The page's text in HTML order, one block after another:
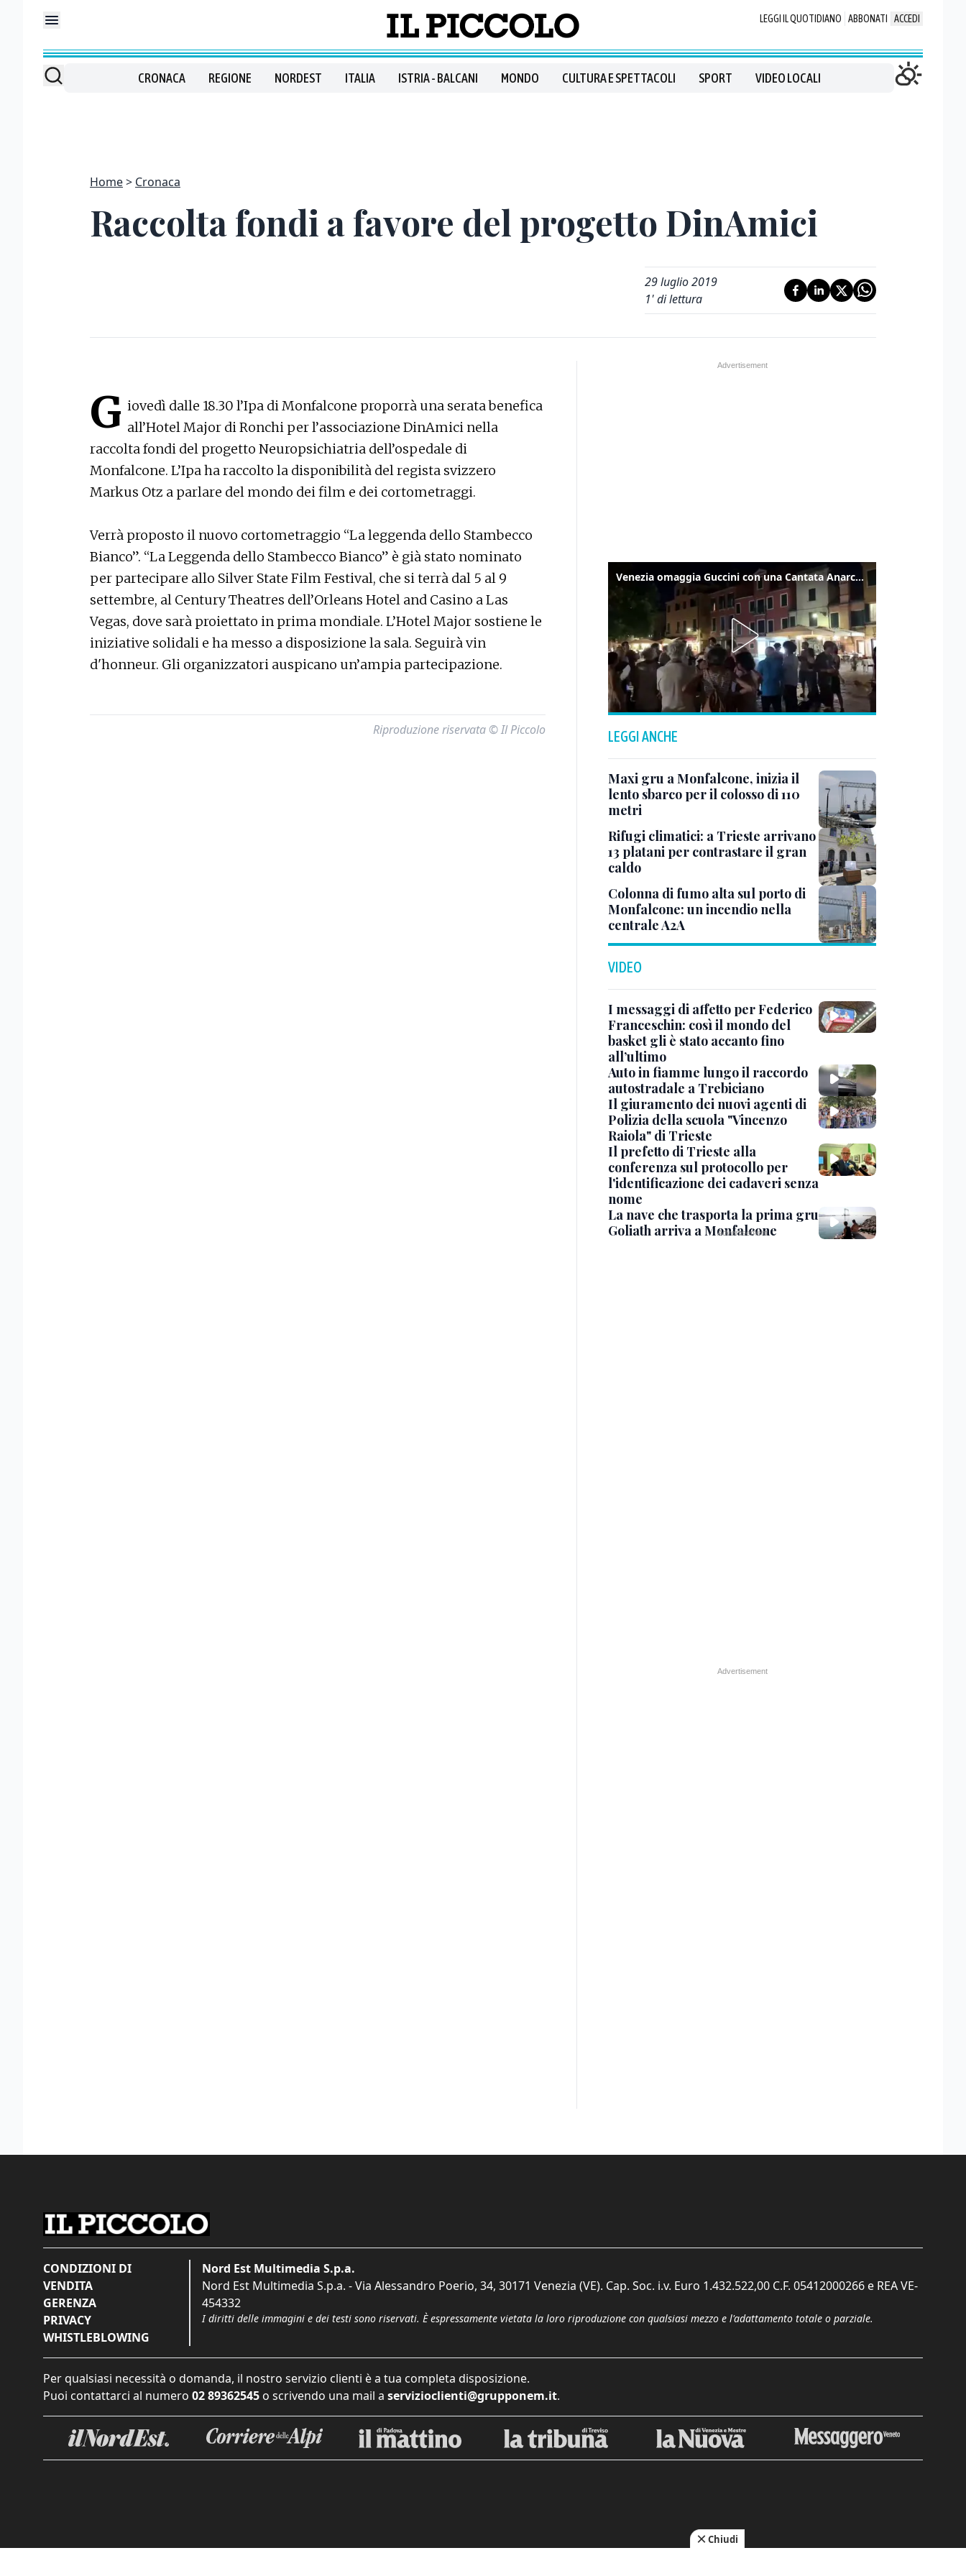
LEGGI IL QUOTIDIANO ABBONATI ACCEDI
CRONACA REGIONE NORDEST ITALIA ISTRIA - BALCANI MONDO CULTURA E SPETTACOLI SPORT VIDEO LOCALI
Home Cronaca
Raccolta fondi a favore del progetto DinAmici
29 luglio 2019
1' di lettura
G iovedì dalle 18.30 l’Ipa di Monfalcone proporrà una serata benefica
all’Hotel Major di Ronchi per l’associazione DinAmici nella
raccolta fondi del progetto Neuropsichiatria dell’ospedale di
Monfalcone. L’Ipa ha raccolto la disponibilità del regista svizzero
Markus Otz a parlare del mondo dei film e dei cortometraggi.
Verrà proposto il nuovo cortometraggio “La leggenda dello Stambecco
Bianco”. “La Leggenda dello Stambecco Bianco” è già stato nominato
per partecipare allo Silver State Film Festival, che si terrà dal 5 al 9
settembre, al Century Theatres dell’Orleans Hotel and Casino a Las
Vegas, dove sarà proiettato in prima mondiale. L’Hotel Major sostiene le
iniziative solidali e ha messo a disposizione la sala. Seguirà vin
d'honneur. Gli organizzatori auspicano un’ampia partecipazione.
Riproduzione riservata © Il Piccolo
Venezia omaggia Guccini con una Cantata Anarchica in campo Santa Margherita
LEGGI ANCHE
Maxi gru a Monfalcone, inizia il
lento sbarco per il colosso di 110
metri
Rifugi climatici: a Trieste arrivano
13 platani per contrastare il gran
caldo
Colonna di fumo alta sul porto di
Monfalcone: un incendio nella
centrale A2A
VIDEO
I messaggi di affetto per Federico
Franceschin: così il mondo del
basket gli è stato accanto fino
all’ultimo
Auto in fiamme lungo il raccordo
autostradale a Trebiciano
Il giuramento dei nuovi agenti di
Polizia della scuola "Vincenzo
Raiola" di Trieste
Il prefetto di Trieste alla
conferenza sul protocollo per
l'identificazione dei cadaveri senza
nome
La nave che trasporta la prima gru
Goliath arriva a Monfalcone
CONDIZIONI DI
VENDITA
GERENZA
PRIVACY
WHISTLEBLOWING
Nord Est Multimedia S.p.a.
Nord Est Multimedia S.p.a. - Via Alessandro Poerio, 34, 30171 Venezia (VE). Cap. Soc. i.v. Euro 1.432.522,00 C.F. 05412000266 e REA VE-
454332
I diritti delle immagini e dei testi sono riservati. È espressamente vietata la loro riproduzione con qualsiasi mezzo e l'adattamento totale o parziale.
Per qualsiasi necessità o domanda, il nostro servizio clienti è a tua completa disposizione.
Puoi contattarci al numero 02 89362545 o scrivendo una mail a servizioclienti@grupponem.it.
Chiudi